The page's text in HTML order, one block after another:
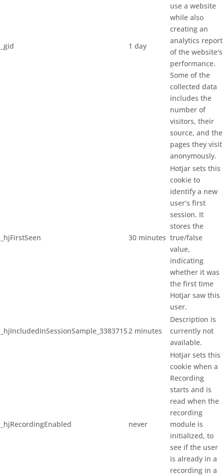
_gid 1 day
use a website
while also
creating an
analytics report
of the website's
performance.
Some of the
collected data
includes the
number of
visitors, their
source, and the
pages they visit
anonymously.
_hjFirstSeen 30 minutes
Hotjar sets this
cookie to
identify a new
user’s first
session. It
stores the
true/false
value,
indicating
whether it was
the first time
Hotjar saw this
user.
_hjIncludedInSessionSample_33837152 minutes
Description is
currently not
available.
_hjRecordingEnabled never
Hotjar sets this
cookie when a
Recording
starts and is
read when the
recording
module is
initialized, to
see if the user
is already in a
recording in a